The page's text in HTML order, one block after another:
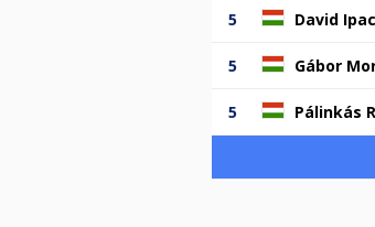
5 David
5 Gábor
5 Pálinkás